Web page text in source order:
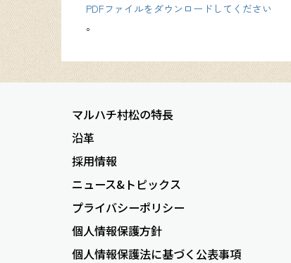
PDFファイルをダウンロードしてください
。
マルハチ村松の特長
沿革
採用情報
ニュース&トピックス
プライバシーポリシー
個人情報保護方針
個人情報保護法に基づく公表事項